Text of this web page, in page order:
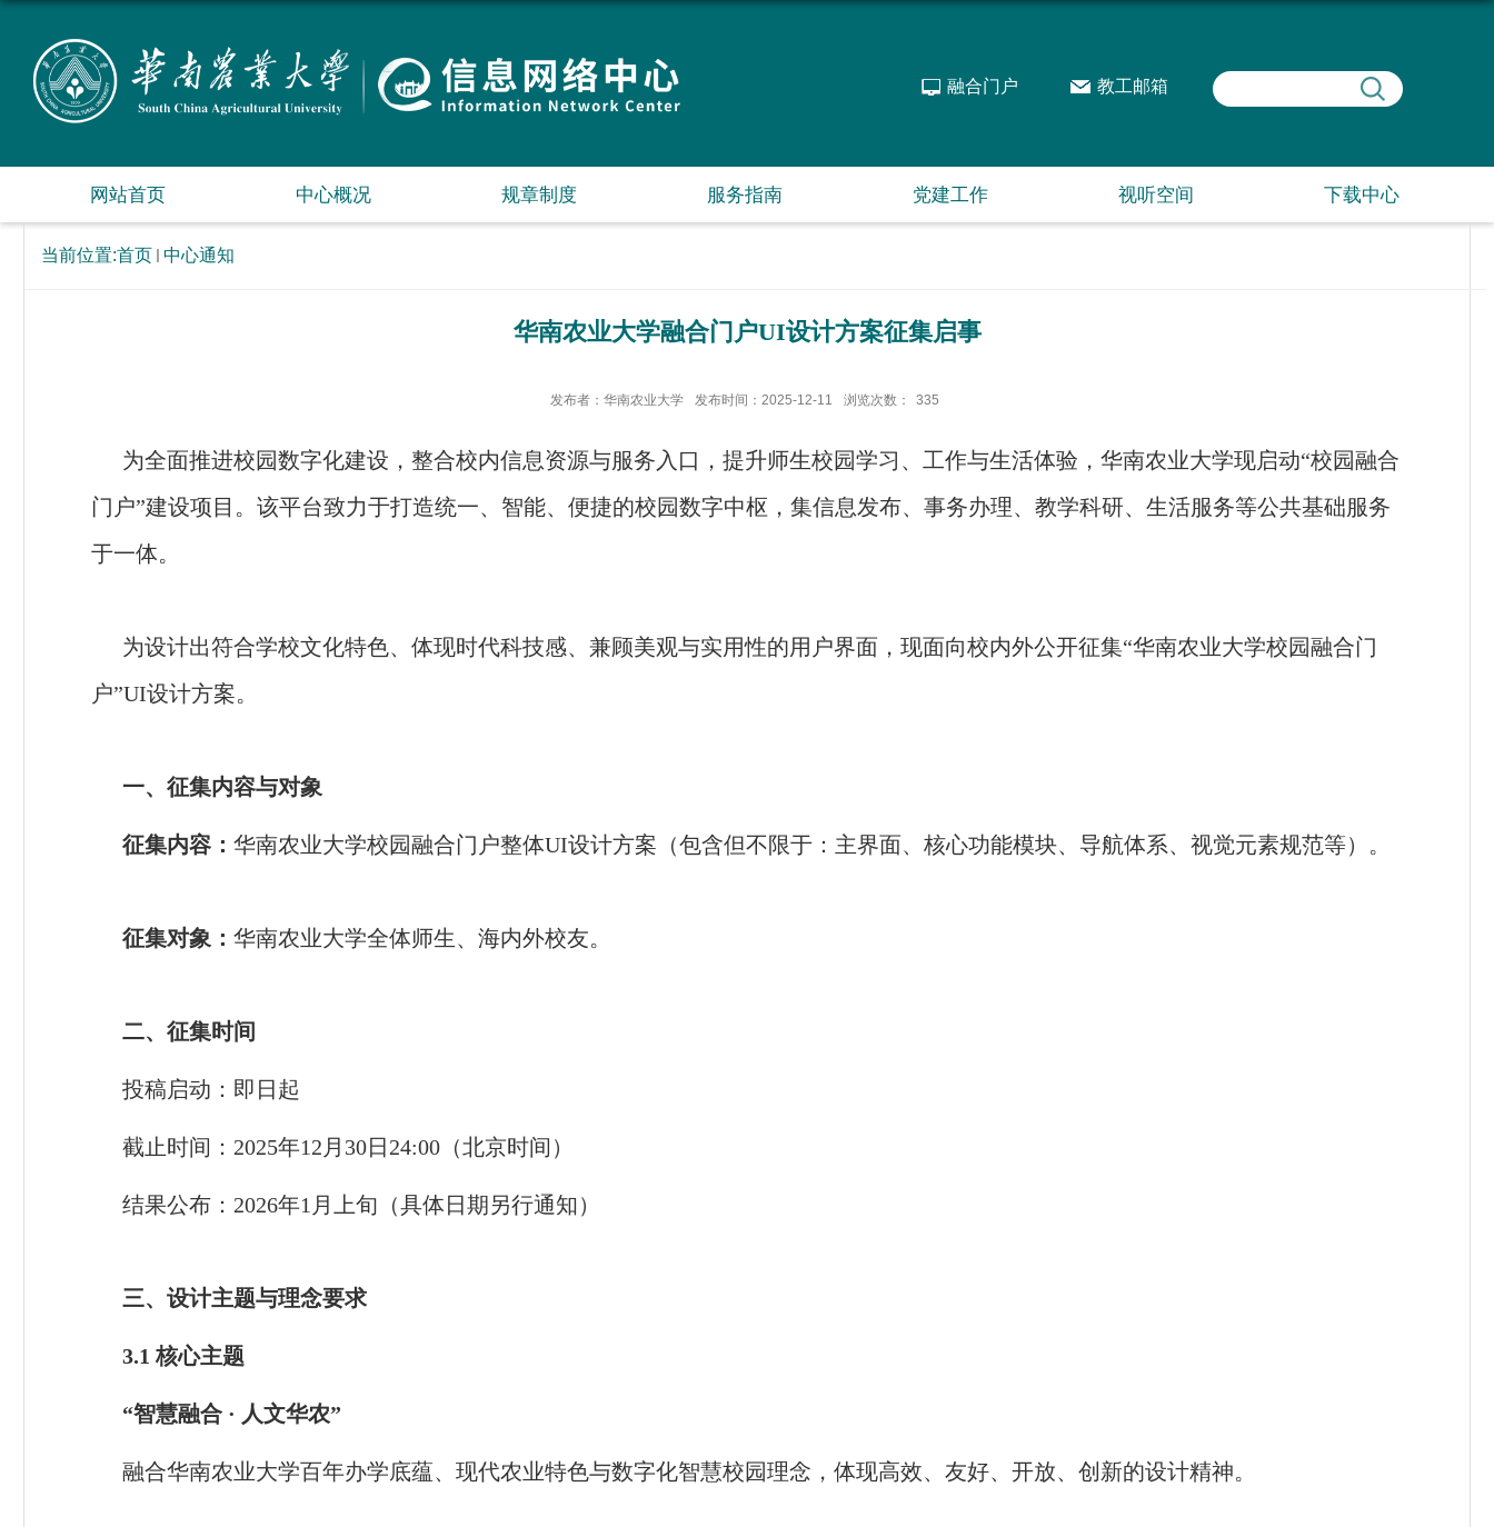
融合门户 教工邮箱
网站首页 中心概况 规章制度 服务指南 党建工作 视听空间 下载中心
当前位置:首页 中心通知
华南农业大学融合门户UI设计方案征集启事
发布者：华南农业大学 发布时间：2025-12-11 浏览次数： 335
为全面推进校园数字化建设，整合校内信息资源与服务入口，提升师生校园学习、工作与生活体验，华南农业大学现启动“校园融合
门户”建设项目。该平台致力于打造统一、智能、便捷的校园数字中枢，集信息发布、事务办理、教学科研、生活服务等公共基础服务
于一体。
为设计出符合学校文化特色、体现时代科技感、兼顾美观与实用性的用户界面，现面向校内外公开征集“华南农业大学校园融合门
户”UI设计方案。
一、征集内容与对象
征集内容： 华南农业大学校园融合门户整体UI设计方案（包含但不限于：主界面、核心功能模块、导航体系、视觉元素规范等）。
征集对象： 华南农业大学全体师生、海内外校友。
二、征集时间
投稿启动：即日起
截止时间：2025年12月30日24:00（北京时间）
结果公布：2026年1月上旬（具体日期另行通知）
三、设计主题与理念要求
3.1核心主题
“智慧融合 · 人文华农”
融合华南农业大学百年办学底蕴、现代农业特色与数字化智慧校园理念，体现高效、友好、开放、创新的设计精神。